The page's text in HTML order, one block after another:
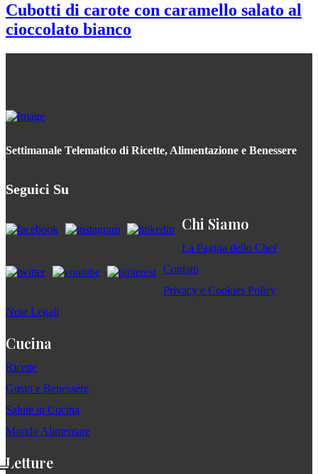
Cubotti di carote con caramello salato al
cioccolato bianco
Settimanale Telematico di Ricette, Alimentazione e Benessere
Seguici Su
Chi Siamo
La Pagina dello Chef
Contatti
Privacy e Cookies Policy
Note Legali
Cucina
Ricette
Gusto e Benessere
Salute in Cucina
Mondo Alimentare
Letture